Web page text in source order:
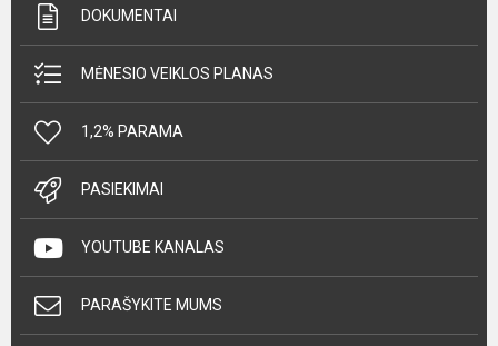
DOKUMENTAI
MĖNESIO VEIKLOS PLANAS
1,2% PARAMA
PASIEKIMAI
YOUTUBE KANALAS
PARAŠYKITE MUMS